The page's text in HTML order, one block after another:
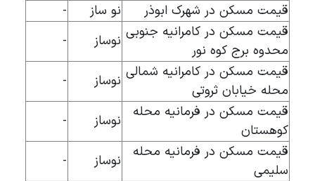
قیمت مسکن در شهرک ابوذر
نو ساز
-
قیمت مسکن در کامرانیه جنوبی
محدوه برج کوه نور
نوساز
-
قیمت مسکن در کامرانیه شمالی
محله خیابان ثروتی
نوساز
-
قیمت مسکن در فرمانیه محله
کوهستان
نوساز
-
قیمت مسکن در فرمانیه محله
سلیمی
نوساز
-